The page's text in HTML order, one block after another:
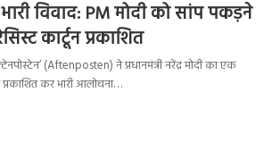
विवाद: PM मोदी को सांप पकड़ने
कार्टून प्रकाशित
(Aftenposten) ने प्रधानमंत्री नरेंद्र मोदी का एक
प्रकाशित कर भारी आलोचना…